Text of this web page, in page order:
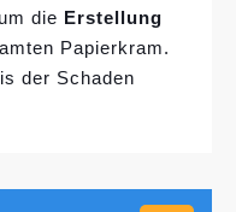
die Erstellung
Papierkram.
der Schaden